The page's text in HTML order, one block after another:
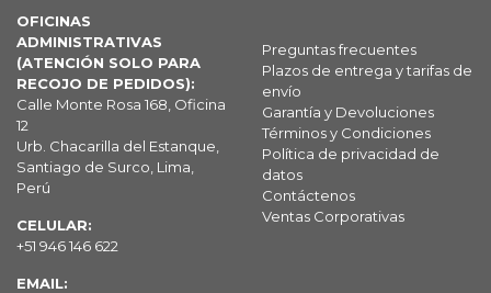
OFICINAS
ADMINISTRATIVAS
(ATENCIÓN SOLO PARA
RECOJO DE PEDIDOS):
Calle Monte Rosa 168, Oficina
12
Urb. Chacarilla del Estanque,
Santiago de Surco, Lima,
Perú
CELULAR:
+51 946 146 622
EMAIL:
Preguntas frecuentes
Plazos de entrega y tarifas de
envío
Garantía y Devoluciones
Términos y Condiciones
Política de privacidad de
datos
Contáctenos
Ventas Corporativas